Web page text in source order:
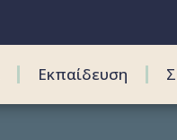
Εκπαίδευση